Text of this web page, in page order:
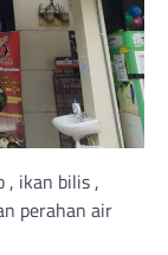
, ikan bilis ,
perahan air